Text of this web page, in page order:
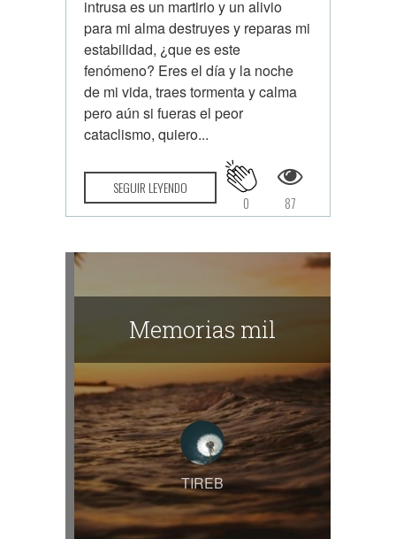
intrusa es un martirio y un alivio
para mi alma destruyes y reparas mi
estabilidad, ¿que es este
fenómeno? Eres el día y la noche
de mi vida, traes tormenta y calma
pero aún si fueras el peor
cataclismo, quiero...
SEGUIR LEYENDO
87
0
Memorias mil
TIREB